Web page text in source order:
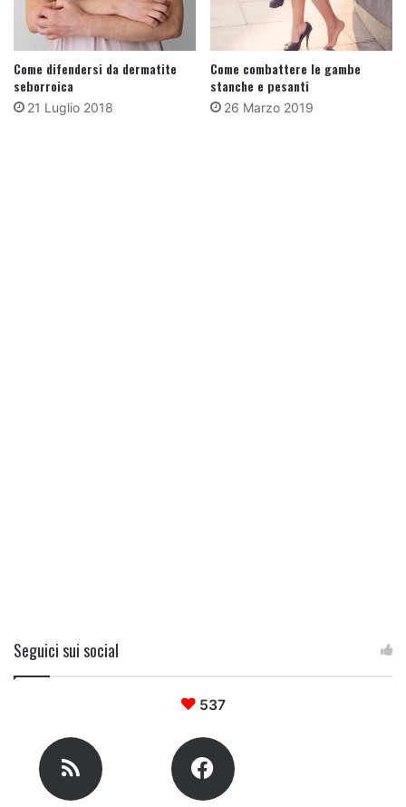
Come difendersi da dermatite
seborroica
21 Luglio 2018
Come combattere le gambe
stanche e pesanti
26 Marzo 2019
Seguici sui social
537